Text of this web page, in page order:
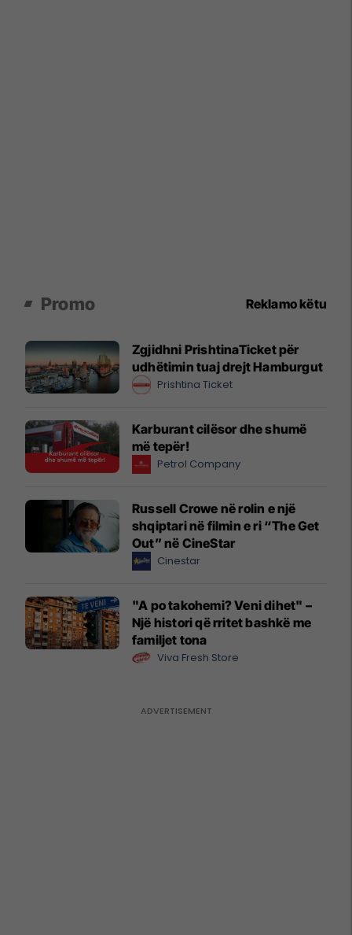
Promo Reklamo këtu
Zgjidhni PrishtinaTicket për
udhëtimin tuaj drejt Hamburgut
Prishtina Ticket
Karburant cilësor dhe shumë
më tepër!
Petrol Company
Russell Crowe në rolin e një
shqiptari në filmin e ri “The Get
Out” në CineStar
Cinestar
"A po takohemi? Veni dihet" –
Një histori që rritet bashkë me
familjet tona
Viva Fresh Store